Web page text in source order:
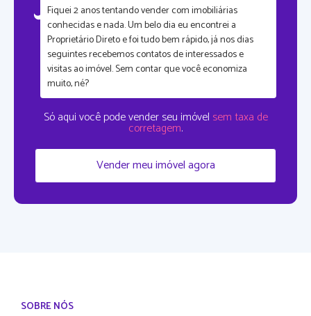
Fiquei2 anos tentando vender com imobiliárias
conhecidase nada. Um belo dia eu encontrei a
Proprietário Direto e foi tudo bem rápido, já nos dias
seguintes recebemos contatos de interessados e
visitas ao imóvel. Sem contar quevocê economiza
muito, né?
Só aqui você pode vender seu imóvel sem taxa de
corretagem.
Vender meu imóvel agora
SOBRE NÓS